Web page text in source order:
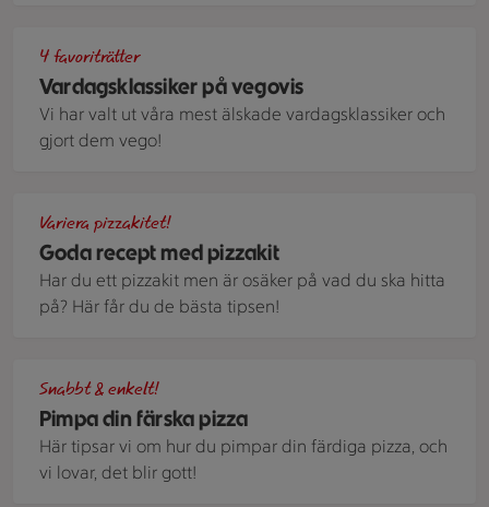
Vardagsklassiker på vegovis
4 favoriträtter
Vi har valt ut våra mest älskade vardagsklassiker och
gjort dem vego!
Goda recept med pizzakit
Variera pizzakitet!
Har du ett pizzakit men är osäker på vad du ska hitta
på? Här får du de bästa tipsen!
Pimpa din färska pizza
Snabbt & enkelt!
Här tipsar vi om hur du pimpar din färdiga pizza, och
vi lovar, det blir gott!